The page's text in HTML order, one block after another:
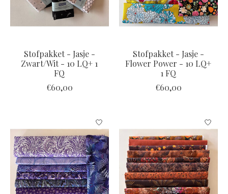
Stofpakket - Jasje -
Zwart/Wit - 10 LQ+ 1
FQ
€60,00
Stofpakket - Jasje -
Flower Power - 10 LQ+
1 FQ
€60,00